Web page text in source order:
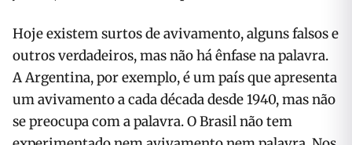
Hoje existem surtos de avivamento, alguns falsos e
outros verdadeiros, mas não há ênfase na palavra.
A Argentina, por exemplo, é um país que apresenta
um avivamento a cada década desde 1940, mas não
se preocupa com a palavra. O Brasil não tem